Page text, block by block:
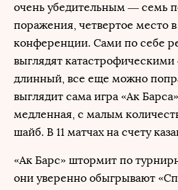
очень убедительным — семь
поражения, четвертое место
конференции. Сами по себе
выглядят
длинный, все еще можно
выглядит сама игра «Ак
медленная, с малым
шайб. В 11 матчах на счету
«Ак Барс» штормит по
они уверенно обыгрывают